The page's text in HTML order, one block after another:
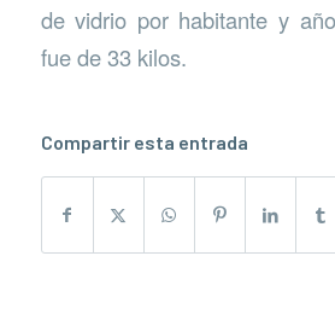
de vidrio por habitante y
fue de 33 kilos.
Compartir esta entrada